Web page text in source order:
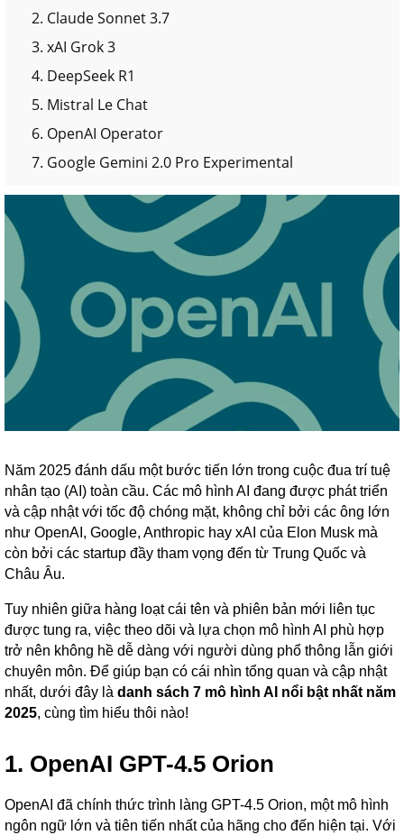
2. Claude Sonnet 3.7
3. xAI Grok 3
4. DeepSeek R1
5. Mistral Le Chat
6. OpenAI Operator
7. Google Gemini 2.0 Pro Experimental
Năm 2025 đánh dấu một bước tiến lớn trong cuộc đua trí tuệ
nhân tạo (AI) toàn cầu. Các mô hình AI đang được phát triển
và cập nhật với tốc độ chóng mặt, không chỉ bởi các ông lớn
như OpenAI, Google, Anthropic hay xAI của Elon Musk mà
còn bởi các startup đầy tham vọng đến từ Trung Quốc và
Châu Âu.
Tuy nhiên giữa hàng loạt cái tên và phiên bản mới liên tục
được tung ra, việc theo dõi và lựa chọn mô hình AI phù hợp
trở nên không hề dễ dàng với người dùng phổ thông lẫn giới
chuyên môn. Để giúp bạn có cái nhìn tổng quan và cập nhật
nhất, dưới đây là danh sách 7 mô hình AI nổi bật nhất năm
2025, cùng tìm hiểu thôi nào!
1. OpenAI GPT-4.5 Orion
OpenAI đã chính thức trình làng GPT-4.5 Orion, một mô hình
ngôn ngữ lớn và tiên tiến nhất của hãng cho đến hiện tại. Với